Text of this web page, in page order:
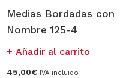
Medias Bordadas con
Nombre 125-4
Añadir al carrito
45,00€ IVA incluido